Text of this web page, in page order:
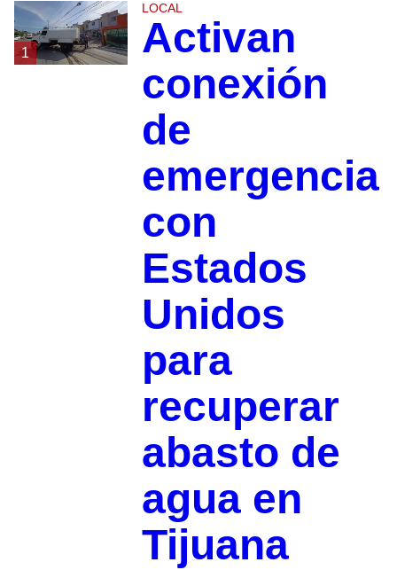
1
LOCAL
Activan
conexión
de
emergencia
con
Estados
Unidos
para
recuperar
abasto de
agua en
Tijuana